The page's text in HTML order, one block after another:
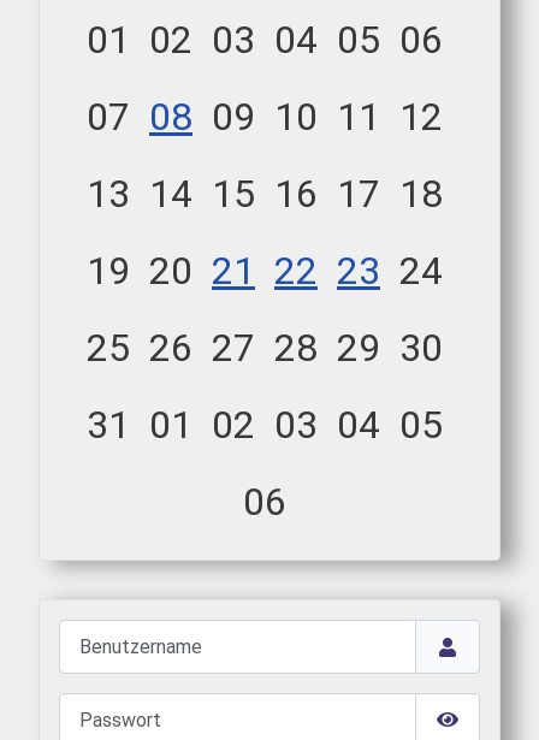
01
02 03 04 05 06
07 08 09 10 11
12
13 14 15 16 17 18
19 20 21 22 23 24
25 26 27 28 29 30
31
01 02 03 04 05
06
Benutzername
Passwort